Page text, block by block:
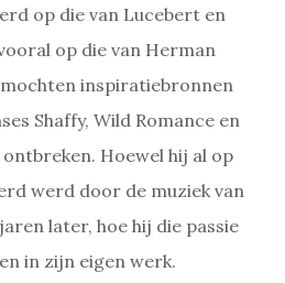
op die van Lucebert en
op die van Herman
inspiratiebronnen
Shaffy, Wild Romance en
Hoewel hij al op
werd door de muziek van
later, hoe hij die passie
in zijn eigen werk.